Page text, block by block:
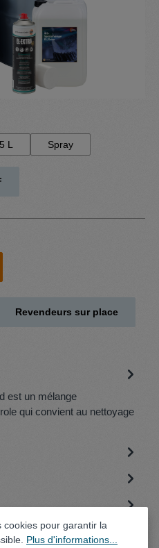
L Spray
Revendeurs sur place
est un mélange
qui convient au nettoyage
cookies pour garantir la
Plus d'informations...